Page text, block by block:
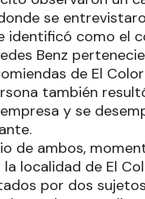
se
identificó como el
Benz
de El
también
y se
de ambos,
localidad de El
por dos